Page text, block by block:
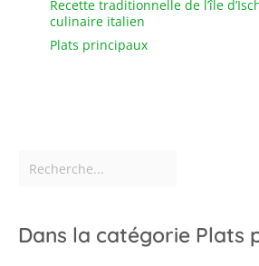
Recette traditionnelle de l’île
culinaire italien
Plats principaux
Dans la catégorie Plats